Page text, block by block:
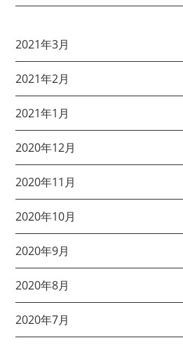
2021年3月
2021年2月
2021年1月
2020年12月
2020年11月
2020年10月
2020年9月
2020年8月
2020年7月